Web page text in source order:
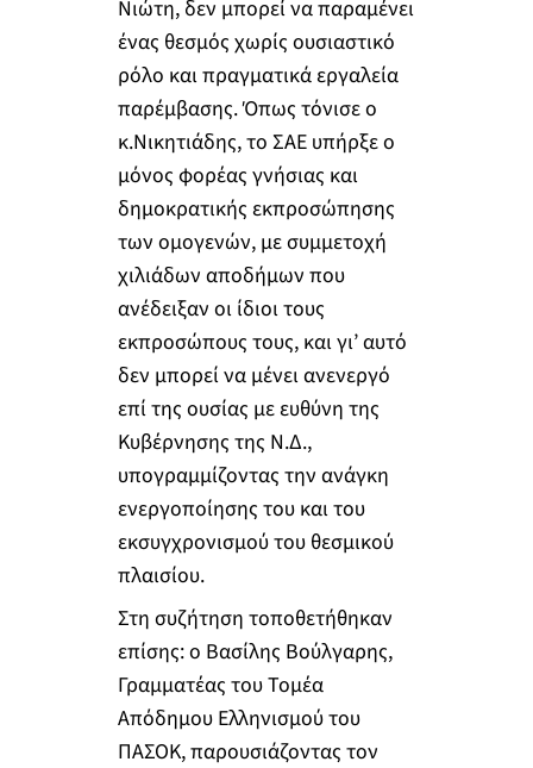
Νιώτη, δεν μπορεί να παραμένει
ένας θεσμός χωρίς ουσιαστικό
ρόλο και πραγματικά εργαλεία
παρέμβασης. Όπως τόνισε ο
κ.Νικητιάδης, το ΣΑΕ υπήρξε ο
μόνος φορέας γνήσιας και
δημοκρατικής εκπροσώπησης
των ομογενών, με συμμετοχή
χιλιάδων αποδήμων που
ανέδειξαν οι ίδιοι τους
εκπροσώπους τους, και γι’ αυτό
δεν μπορεί να μένει ανενεργό
επί της ουσίας με ευθύνη της
Κυβέρνησης της Ν.Δ.,
υπογραμμίζοντας την ανάγκη
ενεργοποίησης του και του
εκσυγχρονισμού του θεσμικού
πλαισίου.
Στη συζήτηση τοποθετήθηκαν
επίσης: ο Βασίλης Βούλγαρης,
Γραμματέας του Τομέα
Απόδημου Ελληνισμού του
ΠΑΣΟΚ, παρουσιάζοντας τον